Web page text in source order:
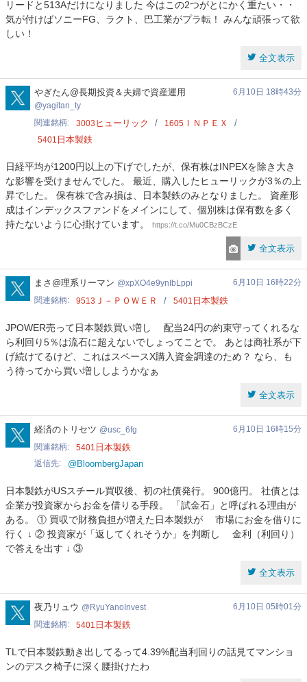
リードと513Aだけになりました 今はこの2つがとにかく重たい・・
気が付けばソニーFG、ラクト、巴工業がプラ転！ みんな頑張って欲
しい！
全文表示
yagitan_ty
やぎたん@長期投資＆夫婦で資産運用
yagitan_ty
6月10日 18時43分
関連銘柄 3003 ヒューリック 1605 ＩＮＰＥＸ
5401 日本製鉄
日経平均が1200円以上の下げでしたが、保有株はINPEXを除き大き
な影響を受けませんでした。 最近、購入したヒューリックが3％の上
昇でした。 保有株で含み損は、日本製鉄のみとなりました。 資産形
成はインデックスファンドをメインにして、個別株は保有数を多く
持たないように心掛けています。
https://t.co/Mu0CBzBCzE
全文表示
xpXO4e9ynIbLppi
まさ@理系リーマン xpXO4e9ynIbLppi
6月10日 16時22分
関連銘柄
9513 Ｊ－ＰＯＷＥＲ 5401 日本製鉄
JPOWER売って日本製鉄買い増し 配当24円の約束守ってくれるな
ら利回り5％は流石に超えないでしょってことで。 あとは商社系が下
げ続けてるけど、これはスペースX購入資金調達のため？ なら、も
う待ってから買い増ししようかなぁ
全文表示
usc_6fg
経済のトリセツ usc_6fg
6月10日 16時15分
関連銘柄
5401 日本製鉄
返信先 @BloombergJapan
日本製鉄がUSスチール買収後、初の社債発行。 900億円。 社債とは
企業が投資家からお金を借りる手段。 「試金石」と呼ばれる理由が
ある。 ① 買収で財務負担が増えた日本製鉄が 市場にお金を借りに
行く ↓ ② 投資家が「返してくれそうか」を判断し 金利（利回り）
で答えを出す ↓ ③
全文表示
RyuYanoInvest
夜乃リュウ RyuYanoInvest
6月10日 05時01分
関連銘柄
5401 日本製鉄
TLで日本製鉄動き出してるって4.39%配当利回りの話見てマンショ
ンのデスク椅子に深く腰掛けたわ